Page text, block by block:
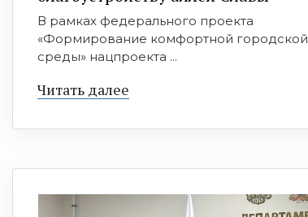
В рамках федерального проекта
«Формирование комфортной городской
среды» нацпроекта ...
Читать далее